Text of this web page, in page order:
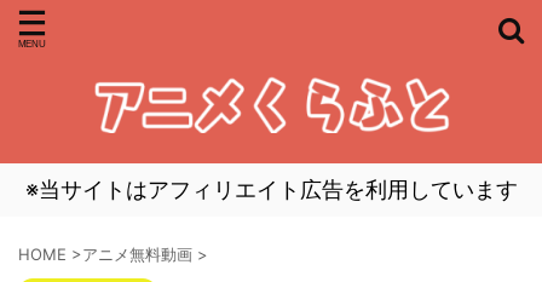
※当サイトはアフィリエイト広告を利用しています
HOME >アニメ無料動画 >